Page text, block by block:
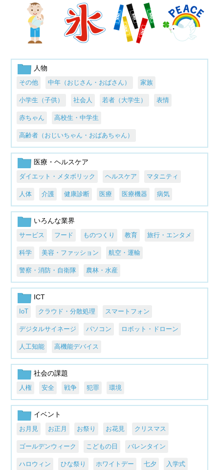
人物
その他 中年（おじさん・おばさん） 家族
小学生（子供） 社会人 若者（大学生） 表情
赤ちゃん 高校生・中学生
高齢者（おじいちゃん・おばあちゃん）
医療・ヘルスケア
ダイエット・メタボリック ヘルスケア マタニティ
人体 介護 健康診断 医療 医療機器 病気
いろんな業界
サービス フード ものつくり 教育 旅行・エンタメ
科学 美容・ファッション 航空・運輸
警察・消防・自衛隊 農林・水産
ICT
IoT クラウド・分散処理 スマートフォン
デジタルサイネージ パソコン ロボット・ドローン
人工知能 高機能デバイス
社会の課題
人権 安全 戦争 犯罪 環境
イベント
お月見 お正月 お祭り お花見 クリスマス
ゴールデンウィーク こどもの日 バレンタイン
ハロウィン ひな祭り ホワイトデー 七夕 入学式